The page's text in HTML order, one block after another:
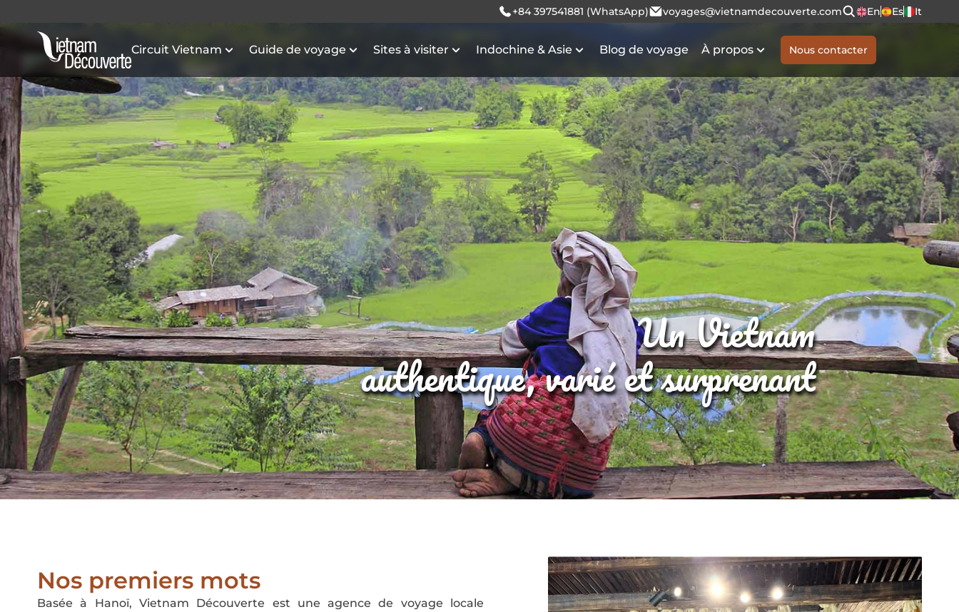
+84 397541881 (WhatsApp) voyages@vietnamdecouverte.com En Es It
Circuit Vietnam Guide de voyage Sites à visiter Indochine & Asie Blog de voyage À propos Nous contacter
Un Vietnam
authentique, varié et surprenant
Nos premiers mots
Basée à Hanoï, Vietnam Découverte est une agence de voyage locale